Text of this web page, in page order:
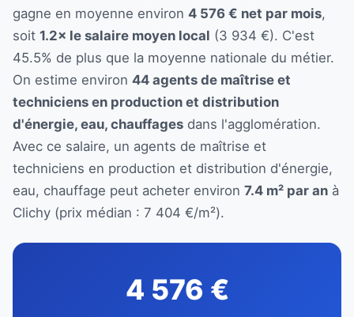
gagne en moyenne environ 4 576 € net par mois,
soit 1.2× le salaire moyen local (3 934 €). C'est
45.5% de plus que la moyenne nationale du métier.
On estime environ 44 agents de maîtrise et
techniciens en production et distribution
d'énergie, eau, chauffages dans l'agglomération.
Avec ce salaire, un agents de maîtrise et
techniciens en production et distribution d'énergie,
eau, chauffage peut acheter environ 7.4 m² par an à
Clichy (prix médian : 7 404 €/m²).
4 576 €